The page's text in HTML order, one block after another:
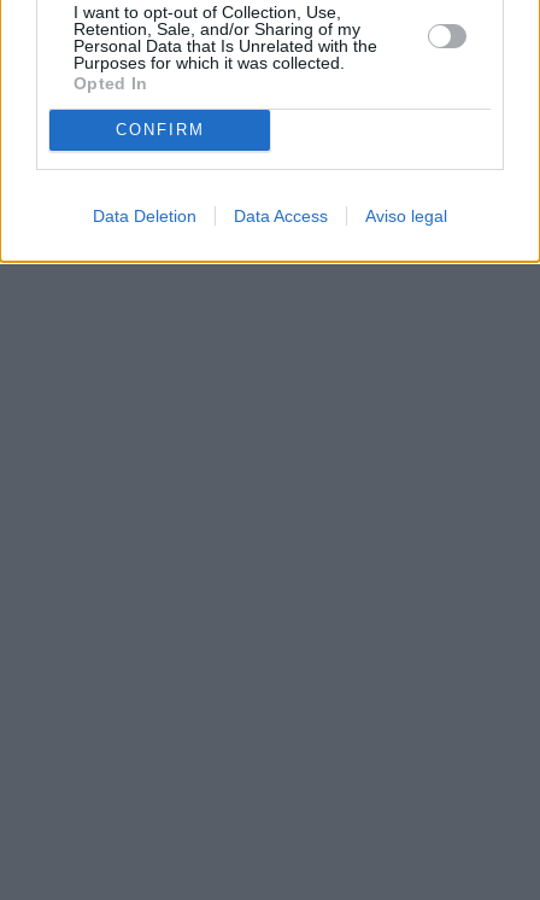
I want to opt-out of Collection, Use,
Retention, Sale, and/or Sharing of my
Personal Data that Is Unrelated with the
Purposes for which it was collected.
Opted In
CONFIRM
Data Deletion Data Access Aviso legal